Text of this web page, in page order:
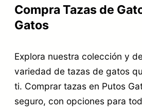
Compra Tazas de
Gatos
Explora nuestra colección y
variedad de tazas de gatos
ti. Comprar tazas en Putos
seguro, con opciones para